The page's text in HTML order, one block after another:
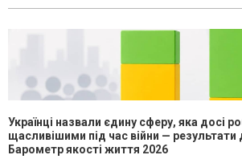
Українці назвали єдину сферу, яка досі
щасливішими під час війни —
Барометр якості життя 2026